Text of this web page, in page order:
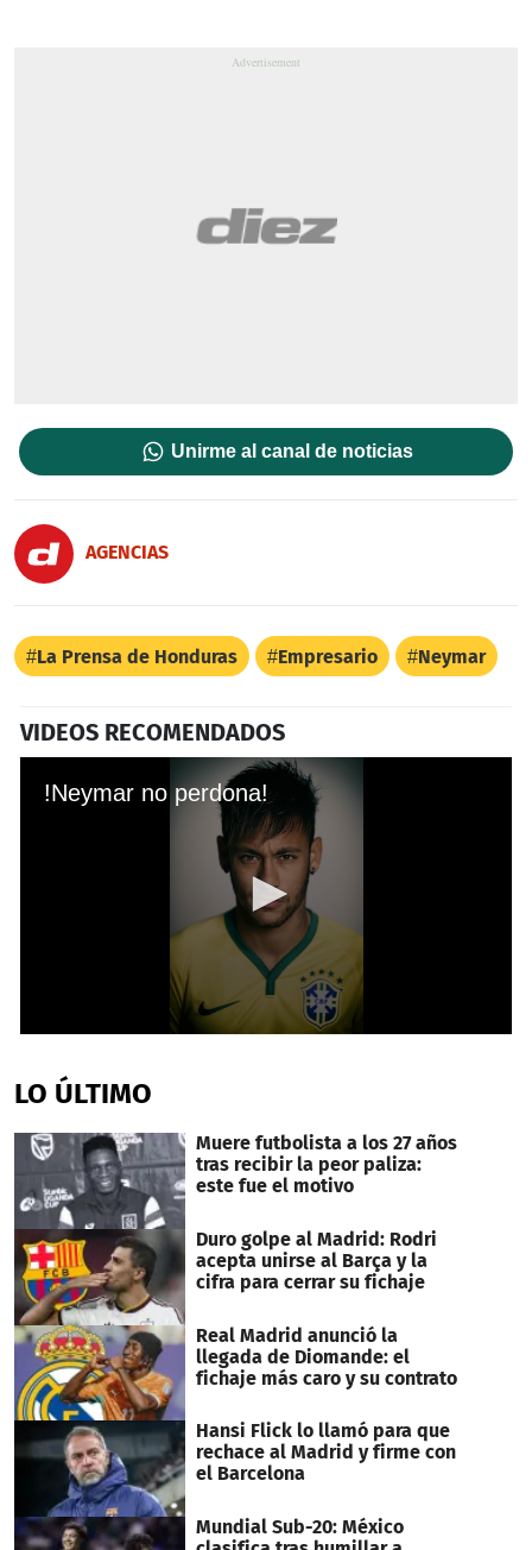
Unirme al canal de noticias
AGENCIAS
La Prensa de Honduras Empresario Neymar
VIDEOS RECOMENDADOS
!Neymar no perdona!
of
41
LO ÚLTIMO
Muere futbolista a los 27 años
tras recibir la peor paliza:
este fue el motivo
Duro golpe al Madrid: Rodri
acepta unirse al Barça y la
cifra para cerrar su fichaje
Real Madrid anunció la
llegada de Diomande: el
fichaje más caro y su contrato
Hansi Flick lo llamó para que
rechace al Madrid y firme con
el Barcelona
Mundial Sub-20: México